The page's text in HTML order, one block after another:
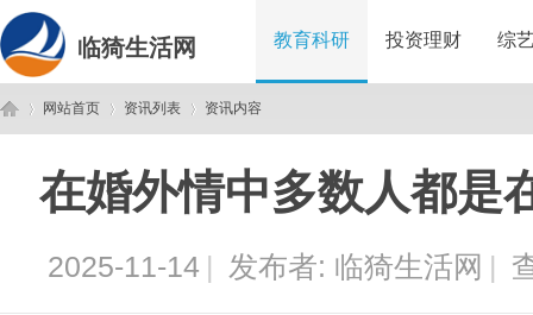
临猗生活网 教育科研 投资理财 综
网站首页
›
资讯列表
›
资讯内容
在婚外情中多数人都是
2025-11-14 | 发布者: 临猗生活网 |